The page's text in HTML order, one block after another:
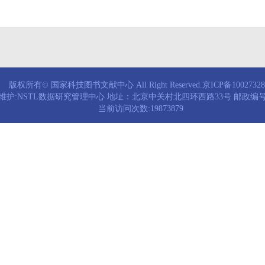
版权所有© 国家科技图书文献中心 All Right Reserved.京ICP备
护:NSTL数据研究管理中心 地址：北京中关村北四环西路33号 邮政编
当前访问次数:19873879